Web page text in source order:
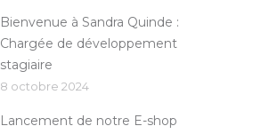
Bienvenue à Sandra Quinde :
Chargée de développement
stagiaire
8 octobre 2024
Lancement de notre E-shop